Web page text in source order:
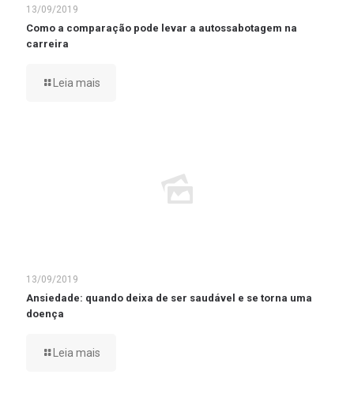
13/09/2019
Como a comparação pode levar a autossabotagem na
carreira
Leia mais
13/09/2019
Ansiedade: quando deixa de ser saudável e se torna uma
doença
Leia mais